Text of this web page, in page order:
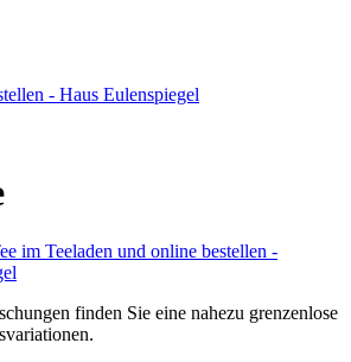
finden Sie eine nahezu grenzenlose